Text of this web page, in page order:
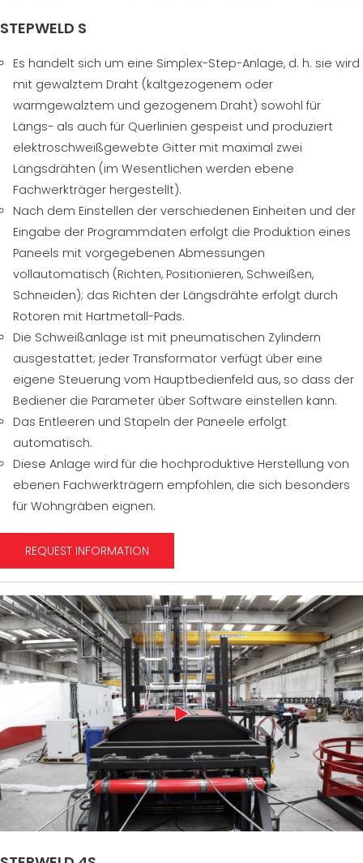
STEPWELD S
Es handelt sich um eine Simplex-Step-Anlage, d. h. sie wird
mit gewalztem Draht (kaltgezogenem oder
warmgewalztem und gezogenem Draht) sowohl für
Längs- als auch für Querlinien gespeist und produziert
elektroschweißgewebte Gitter mit maximal zwei
Längsdrähten (im Wesentlichen werden ebene
Fachwerkträger hergestellt).
Nach dem Einstellen der verschiedenen Einheiten und der
Eingabe der Programmdaten erfolgt die Produktion eines
Paneels mit vorgegebenen Abmessungen
vollautomatisch (Richten, Positionieren, Schweißen,
Schneiden); das Richten der Längsdrähte erfolgt durch
Rotoren mit Hartmetall-Pads.
Die Schweißanlage ist mit pneumatischen Zylindern
ausgestattet; jeder Transformator verfügt über eine
eigene Steuerung vom Hauptbedienfeld aus, so dass der
Bediener die Parameter über Software einstellen kann.
Das Entleeren und Stapeln der Paneele erfolgt
automatisch.
Diese Anlage wird für die hochproduktive Herstellung von
ebenen Fachwerkträgern empfohlen, die sich besonders
für Wohngräben eignen.
REQUEST INFORMATION